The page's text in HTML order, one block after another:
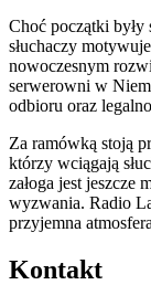
Choć początki były
słuchaczy
nowoczesnym
serwerowni w
odbioru oraz
Za ramówką stoją
którzy wciągają
załoga jest jeszcze
wyzwania. Radio
przyjemna
Kontakt